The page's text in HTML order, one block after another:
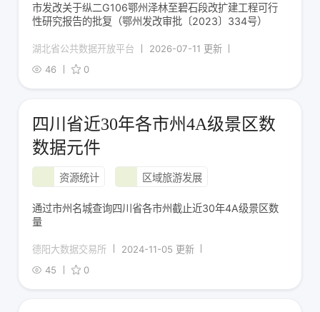
市发改关于纵二G106鄂州泽林至碧石段改扩建工程可行
性研究报告的批复（鄂州发改审批〔2023〕334号）
湖北省公共数据开放平台
2026-07-11 更新
46
0
四川省近30年各市州4A级景区数
数据元件
资源统计 区域旅游发展
通过市州名城查询四川省各市州截止近30年4A级景区数
量
德阳大数据交易所
2024-11-05 更新
45
0